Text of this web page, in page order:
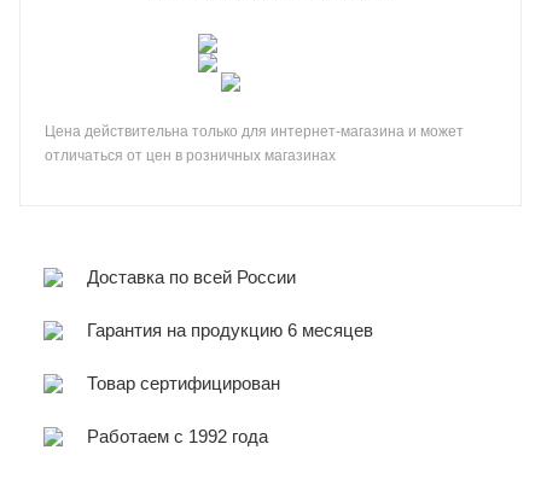
Цена действительна только для интернет-магазина и может
отличаться от цен в розничных магазинах
Доставка по всей России
Гарантия на продукцию 6 месяцев
Товар сертифицирован
Работаем с 1992 года